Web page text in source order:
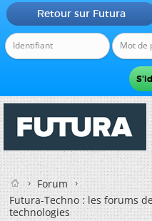
Retour sur Futura
Forum
Futura-Techno : les forums
technologies